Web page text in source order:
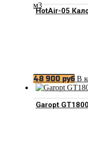
м3
HotAir-05
48 900 руб В
Garopt